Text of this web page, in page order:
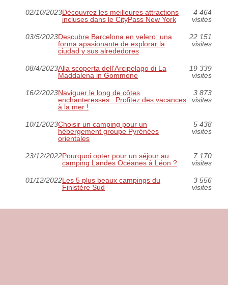
02/10/2023Découvrez les meilleures attractions
incluses dans le CityPass New York
4 464
visites
03/5/2023Descubre Barcelona en velero: una
forma apasionante de explorar la
ciudad y sus alrededores
22 151
visites
08/4/2023Alla scoperta dell'Arcipelago di La
Maddalena in Gommone
19 339
visites
16/2/2023Naviguer le long de côtes
enchanteresses : Profitez des vacances
à la mer !
3 873
visites
10/1/2023Choisir un camping pour un
hébergement groupe Pyrénées
orientales
5 438
visites
23/12/2022Pourquoi opter pour un séjour au
camping Landes Océanes à Léon ?
7 170
visites
01/12/2022Les 5 plus beaux campings du
Finistère Sud
3 556
visites